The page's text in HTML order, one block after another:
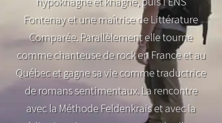
Fontenay et une maîtrise de Littérature
Comparée. Parallèlement elle tourne
comme chanteuse de rock en France et au
Québec et gagne sa vie comme traductrice
de romans sentimentaux. La rencontre
avec la Méthode Feldenkrais et avec la